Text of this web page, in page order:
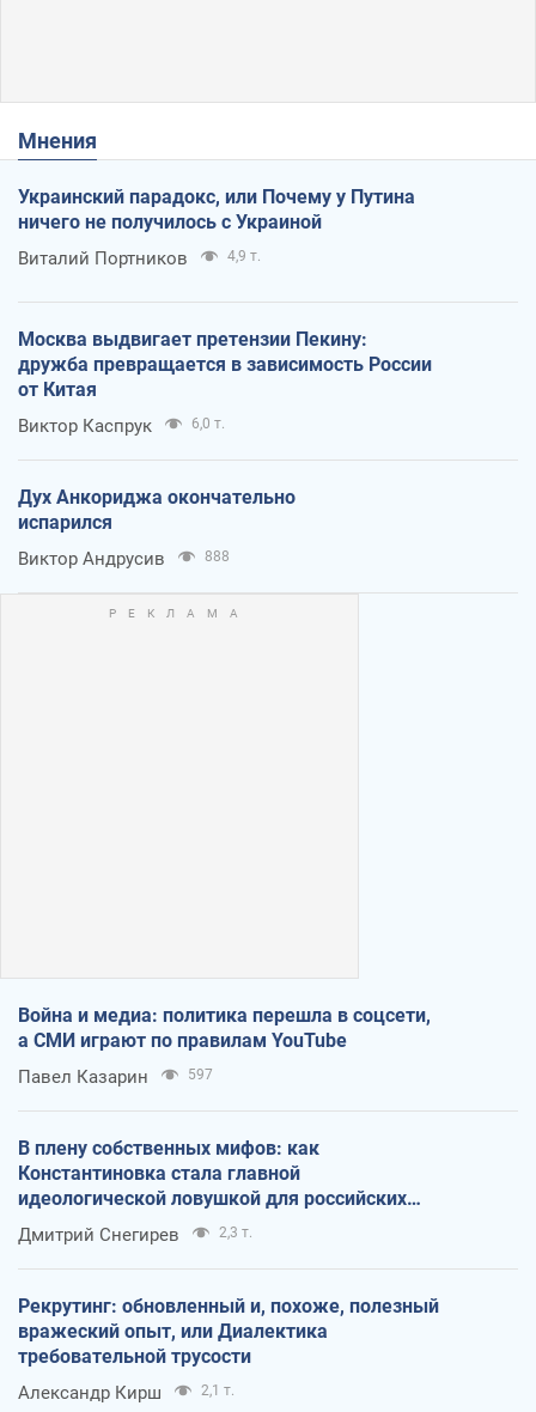
Мнения
Украинский парадокс, или Почему у Путина
ничего не получилось с Украиной
Виталий Портников 4,9 т.
Москва выдвигает претензии Пекину:
дружба превращается в зависимость России
от Китая
Виктор Каспрук 6,0 т.
Дух Анкориджа окончательно
испарился
Виктор Андрусив 888
Война и медиа: политика перешла в соцсети,
а СМИ играют по правилам YouTube
Павел Казарин 597
В плену собственных мифов: как
Константиновка стала главной
идеологической ловушкой для российских
оккупантов
Дмитрий Снегирев 2,3 т.
Рекрутинг: обновленный и, похоже, полезный
вражеский опыт, или Диалектика
требовательной трусости
Александр Кирш 2,1 т.